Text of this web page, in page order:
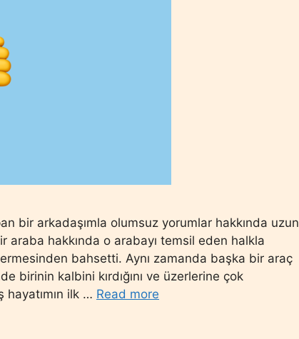
bir arkadaşımla olumsuz yorumlar hakkında uzun
araba hakkında o arabayı temsil eden halkla
bahsetti. Aynı zamanda başka bir araç
birinin kalbini kırdığını ve üzerlerine çok
ilk … Read more